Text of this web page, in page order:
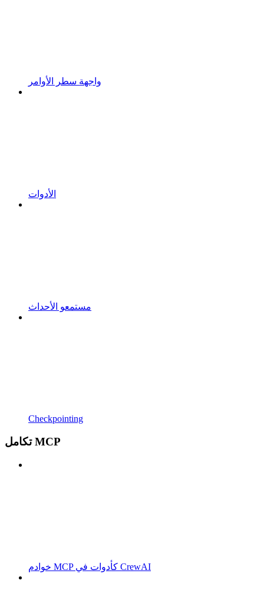
واجهة سطر الأوامر
الأدوات
مستمعو الأحداث
Checkpointing
تكامل MCP
خوادم MCP كأدوات في CrewAI